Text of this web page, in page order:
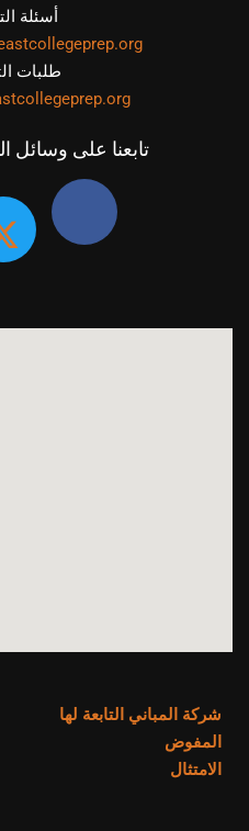
أسئلة
طلبات
تابعنا على وسائل
شركة المباني التابعة لها
المفوض
الامتثال